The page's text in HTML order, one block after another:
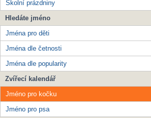
Školní prázdniny
Hledáte jméno
Jména pro děti
Jména dle četnosti
Jména dle popularity
Zvířecí kalendář
Jméno pro kočku
Jméno pro psa